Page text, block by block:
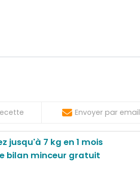
Envoyer par email
jusqu'à 7 kg en 1 mois
bilan minceur gratuit